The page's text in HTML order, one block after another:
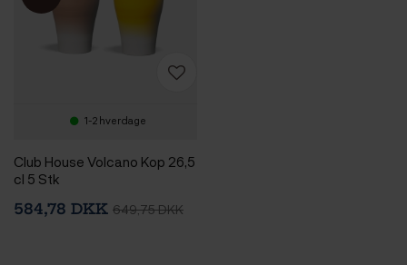
1-2 hverdage
Club House Volcano Kop 26,5
cl 5 Stk
584,78 DKK 649,75 DKK